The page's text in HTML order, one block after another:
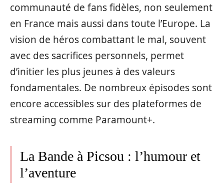
communauté de fans fidèles, non seulement
en France mais aussi dans toute l’Europe. La
vision de héros combattant le mal, souvent
avec des sacrifices personnels, permet
d’initier les plus jeunes à des valeurs
fondamentales. De nombreux épisodes sont
encore accessibles sur des plateformes de
streaming comme Paramount+.
La Bande à Picsou : l’humour et
l’aventure